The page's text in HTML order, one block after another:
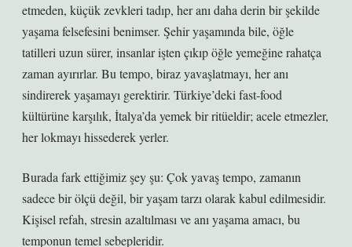
etmeden, küçük zevkleri tadıp, her anı daha derin bir şekilde
yaşama felsefesini benimser. Şehir yaşamında bile, öğle
tatilleri uzun sürer, insanlar işten çıkıp öğle yemeğine rahatça
zaman ayırırlar. Bu tempo, biraz yavaşlatmayı, her anı
sindirerek yaşamayı gerektirir. Türkiye’deki fast-food
kültürüne karşılık, İtalya’da yemek bir ritüeldir; acele etmezler,
her lokmayı hissederek yerler.
Burada fark ettiğimiz şey şu: Çok yavaş tempo, zamanın
sadece bir ölçü değil, bir yaşam tarzı olarak kabul edilmesidir.
Kişisel refah, stresin azaltılması ve anı yaşama amacı, bu
temponun temel sebepleridir.